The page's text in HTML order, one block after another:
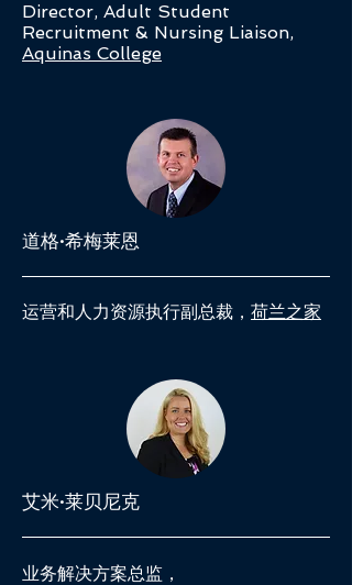
Director, Adult Student
Recruitment & Nursing Liaison,
Aquinas College
道格·希梅莱恩
运营和人力资源执行副总裁， 荷兰之家
艾米·莱贝尼克
业务解决方案总监，